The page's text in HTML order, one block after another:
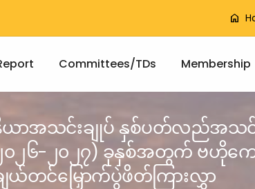
home
Committees/TDs Membership
နီယာအသင်းချုပ် နှစ်ပတ်လည်အသင်
၂၆-၂၀၂၇) ခုနှစ်အတွက် ဗဟိုက
ျယ်တင်မြှောက်ပွဲဖိတ်ကြားလွှာ